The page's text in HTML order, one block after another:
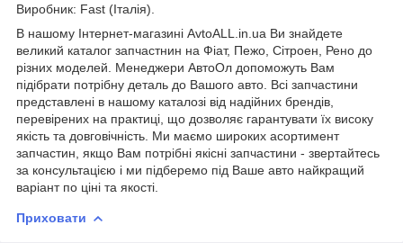
Виробник: Fast (Італія).
В нашому Інтернет-магазині AvtoALL.in.ua Ви знайдете
великий каталог запчастнин на Фіат, Пежо, Сітроен, Рено до
різних моделей. Менеджери АвтоОл допоможуть Вам
підібрати потрібну деталь до Вашого авто. Всі запчастини
представлені в нашому каталозі від надійних брендів,
перевірених на практиці, що дозволяє гарантувати їх високу
якість та довговічність. Ми маємо широких асортимент
запчастин, якщо Вам потрібні якісні запчастини - звертайтесь
за консультацією і ми підберемо під Ваше авто найкращий
варіант по ціні та якості.
Приховати